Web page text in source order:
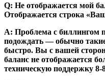
Q: Не отображается мой
Отображается строка
А: Проблема с биллингом
подождать — обычно
быстро. Вы с вашей
баланс не отображается
техническую поддержку 8-